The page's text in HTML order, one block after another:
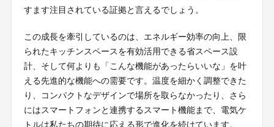
すます注目されている証拠と言えるでしょう。
この成長を牽引しているのは、エネルギー効率の向上、限
られたキッチンスペースを有効活用できる省スペース設
計、そして何よりも「こんな機能があったらいいな」を叶
える先進的な機能への需要です。温度を細かく調整できた
り、コンパクトなデザインで場所を取らなかったり、さら
にはスマートフォンと連携するスマート機能まで、電気ケ
トルは私たちの期待に応える形で進化を続けています。